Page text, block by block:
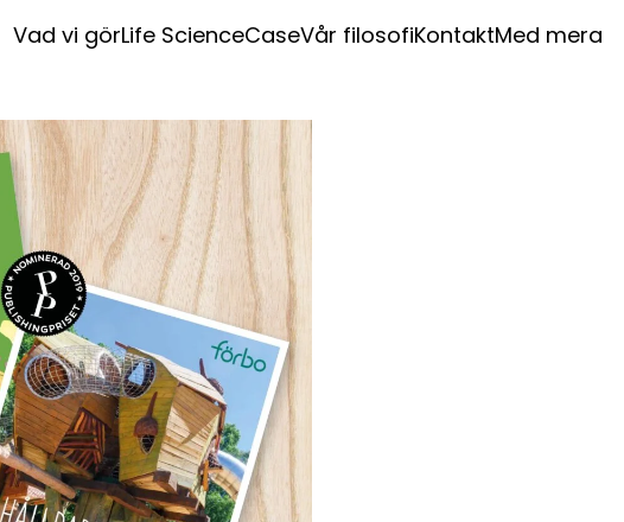
Vad vi görLife ScienceCaseVår filosofiKontaktMed mera